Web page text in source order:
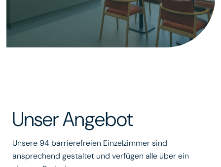
Unser Angebot
Unsere 94 barrierefreien Einzelzimmer sind
ansprechend gestaltet und verfügen alle über ein